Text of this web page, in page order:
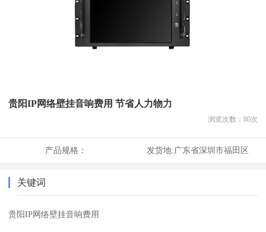
贵阳IP网络壁挂音响费用 节省人力物力
浏览次数： 80次
产品规格： 发货地:广东省深圳市福田区
关键词
贵阳IP网络壁挂音响费用